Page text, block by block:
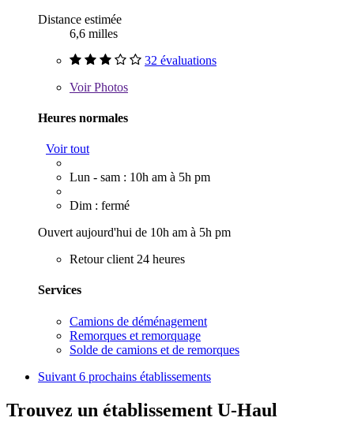
Distance estimée
6,6 milles
32 évaluations
VoirPhotos
Heures normales
Voir tout
Lun - sam : 10h am à 5h pm
Dim : fermé
Ouvert aujourd'hui de 10h am à 5h pm
Retour client 24 heures
Services
Camions de déménagement
Remorques et remorquage
Solde de camions et de remorques
Suivant 6 prochains établissements
Trouvez un établissement U-Haul